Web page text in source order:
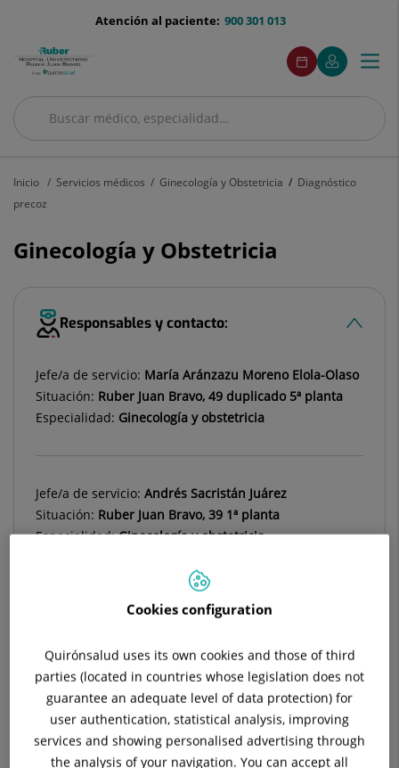
menu-
900 301 013
Atención al paciente:
Buscar
Buscar
menuAcceso
Pedir
cita
Este
enlace
se
en
Mi
Quirónsalud
Este
enlace
se
en
ventana
nueva.
Menú
Inicio Servicios médicos Ginecología y Obstetricia
Diagnóstico
precoz
Ginecología y Obstetricia
Responsables y contacto:
Jefe/a de servicio: María Aránzazu Moreno Elola-Olaso
Situación: Ruber Juan Bravo, 49 duplicado 5ª planta
Especialidad: Ginecología y obstetricia
Jefe/a de servicio: Andrés Sacristán Juárez
Situación: Ruber Juan Bravo, 39 1ª planta
Especialidad:Ginecología y obstetricia
Cookies configuration
Quirónsalud uses its own cookies and those of third
parties (located in countries whose legislation does not
guarantee an adequate level of data protection) for
user authentication, statistical analysis, improving
services and showing personalised advertising through
the analysis of your navigation. You can accept all